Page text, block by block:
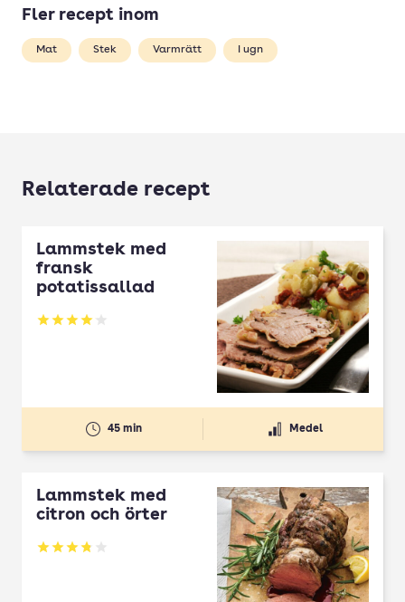
Fler recept inom
Mat Stek Varmrätt I ugn
Relaterade recept
Lammstek med
fransk
potatissallad
Betyg: 4.04 av 5
45 min Medel
Lammstek med
citron och örter
Betyg: 3.83 av 5